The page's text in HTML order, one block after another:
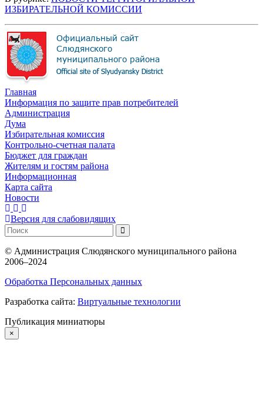
ИЗБИРАТЕЛЬНОЙ КОМИССИИ
Главная
Информация по защите прав потребителей
Администрация
Дума
Избирательная комиссия
Контрольно-счетная палата
Бюджет для граждан
Жителям и гостям района
Информационная
Карта сайта
Новости
Версия для слабовидящих
© Администрация Слюдянского муниципального района
2006–2024
Обработка Персональных данных
Разработка сайта: Виртуальные технологии
Публикация миниатюры
×